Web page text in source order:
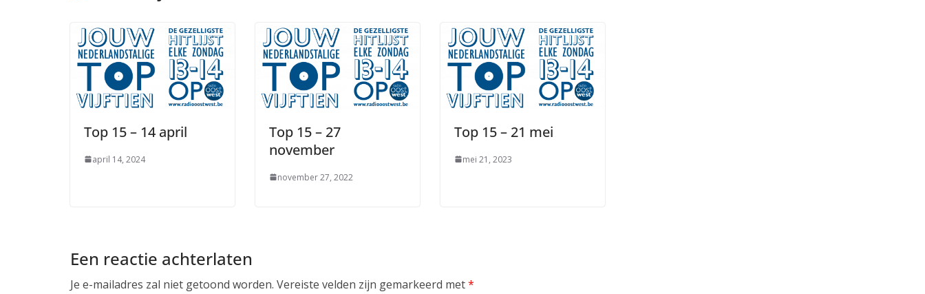
Top 15 – 14 april
april 14, 2024
Top 15 – 27
november
november 27, 2022
Top 15 – 21 mei
mei 21, 2023
Een reactie achterlaten
Je e-mailadres zal niet getoond worden. Vereiste velden zijn gemarkeerd met*